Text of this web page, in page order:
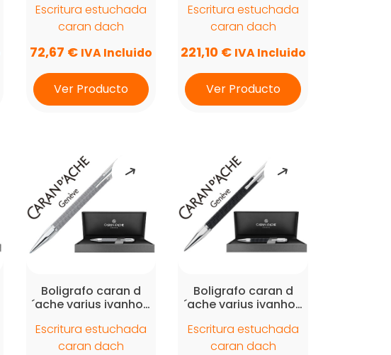
Escritura estuchada
caran dach
72,67 € IVA Incluido
Ver Producto
Escritura estuchada
caran dach
221,10 € IVA Incluido
Ver Producto
Boligrafo caran d
´ache varius ivanho…
Escritura estuchada
caran dach
Boligrafo caran d
´ache varius ivanho…
Escritura estuchada
caran dach